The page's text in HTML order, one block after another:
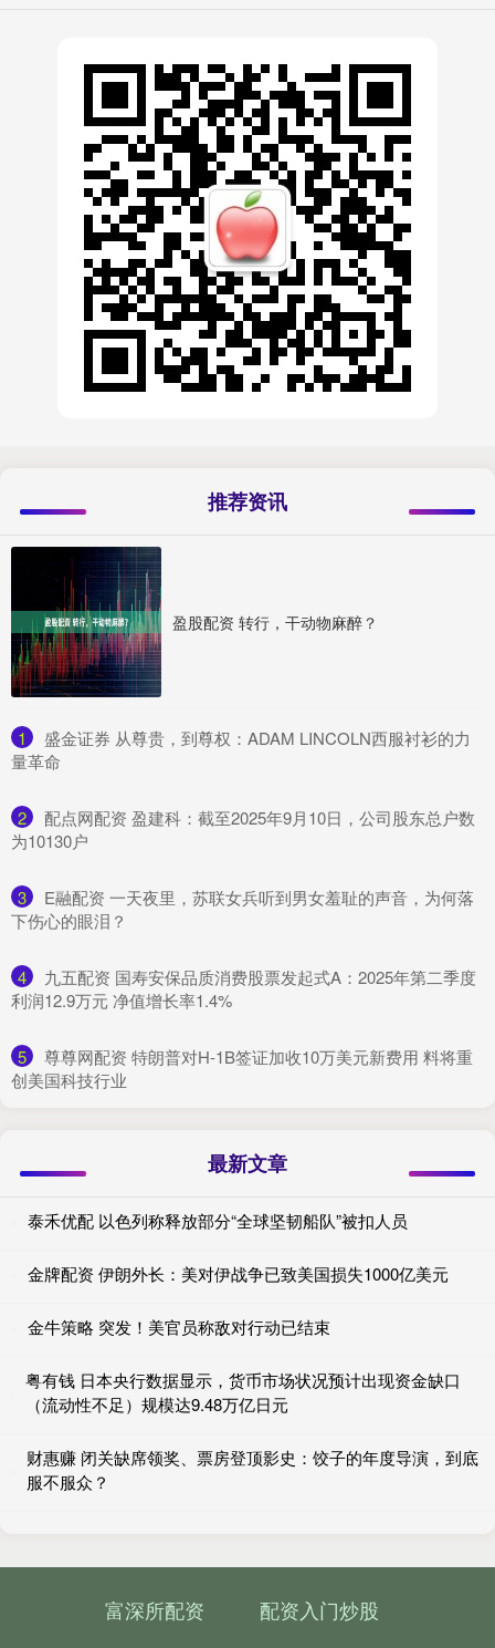
推荐资讯
盈股配资 转行，干动物麻醉？
1
​盛金证券 从尊贵，到尊权：ADAM LINCOLN西服衬衫的力
量革命
2
​配点网配资 盈建科：截至2025年9月10日，公司股东总户数
为10130户
3
​E融配资 一天夜里，苏联女兵听到男女羞耻的声音，为何落
下伤心的眼泪？
4
​九五配资 国寿安保品质消费股票发起式A：2025年第二季度
利润12.9万元 净值增长率1.4%
5
​尊尊网配资 特朗普对H-1B签证加收10万美元新费用 料将重
创美国科技行业
最新文章
泰禾优配 以色列称释放部分“全球坚韧船队”被扣人员
金牌配资 伊朗外长：美对伊战争已致美国损失1000亿美元
金牛策略 突发！美官员称敌对行动已结束
粤有钱 日本央行数据显示，货币市场状况预计出现资金缺口
（流动性不足）规模达9.48万亿日元
财惠赚 闭关缺席领奖、票房登顶影史：饺子的年度导演，到底
服不服众？
富深所配资
配资入门炒股